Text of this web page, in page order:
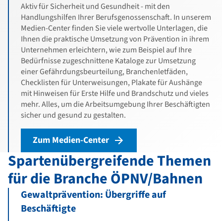
Aktiv für Sicherheit und Gesundheit - mit den
Handlungshilfen Ihrer Berufsgenossenschaft. In unserem
Medien-Center finden Sie viele wertvolle Unterlagen, die
Ihnen die praktische Umsetzung von Prävention in ihrem
Unternehmen erleichtern, wie zum Beispiel auf Ihre
Bedürfnisse zugeschnittene Kataloge zur Umsetzung
einer Gefährdungsbeurteilung, Branchenletfäden,
Checklisten für Unterweisungen, Plakate für Aushänge
mit Hinweisen für Erste Hilfe und Brandschutz und vieles
mehr. Alles, um die Arbeitsumgebung Ihrer Beschäftigten
sicher und gesund zu gestalten.
Zum Medien-Center
Spartenübergreifende Themen
für die Branche ÖPNV/Bahnen
Gewaltprävention: Übergriffe auf
Beschäftigte